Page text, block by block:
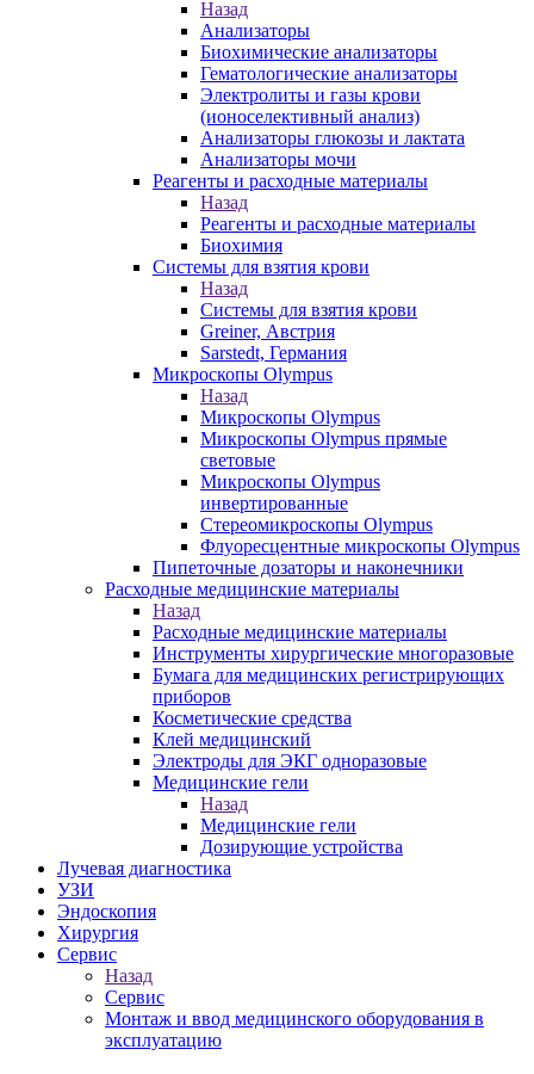
Назад
Анализаторы
Биохимические анализаторы
Гематологические анализаторы
Электролиты и газы крови
(ионоселективный анализ)
Анализаторы глюкозы и лактата
Анализаторы мочи
Реагенты и расходные материалы
Назад
Реагенты и расходные материалы
Биохимия
Системы для взятия крови
Назад
Системы для взятия крови
Greiner, Австрия
Sarstedt, Германия
Микроскопы Olympus
Назад
Микроскопы Olympus
Микроскопы Olympus прямые
световые
Микроскопы Olympus
инвертированные
Стереомикроскопы Olympus
Флуоресцентные микроскопы Olympus
Пипеточные дозаторы и наконечники
Расходные медицинские материалы
Назад
Расходные медицинские материалы
Инструменты хирургические многоразовые
Бумага для медицинских регистрирующих
приборов
Косметические средства
Клей медицинский
Электроды для ЭКГ одноразовые
Медицинские гели
Назад
Медицинские гели
Дозирующие устройства
Лучевая диагностика
УЗИ
Эндоскопия
Хирургия
Сервис
Назад
Сервис
Монтаж и ввод медицинского оборудования в
эксплуатацию